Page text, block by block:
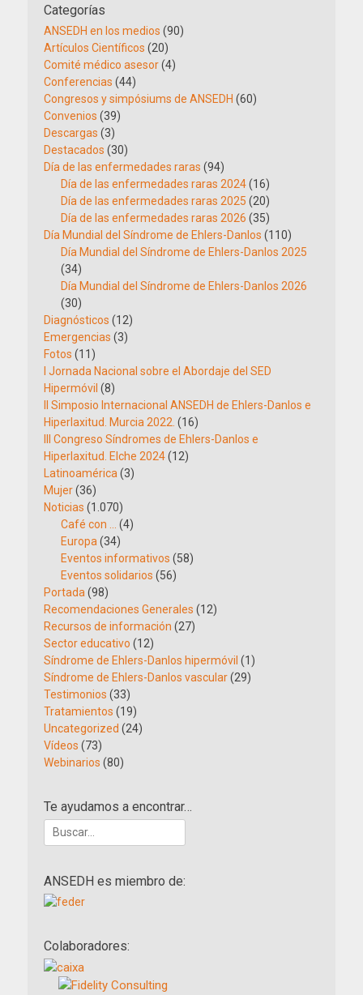
Categorías
ANSEDH en los medios (90)
Artículos Científicos (20)
Comité médico asesor(4)
Conferencias (44)
Congresos y simpósiums de ANSEDH (60)
Convenios (39)
Descargas (3)
Destacados (30)
Día de las enfermedades raras (94)
Día de las enfermedades raras 2024(16)
Día de las enfermedades raras 2025 (20)
Día de las enfermedades raras 2026 (35)
Día Mundial del Síndrome de Ehlers-Danlos (110)
Día Mundial del Síndrome de Ehlers-Danlos 2025
(34)
Día Mundial del Síndrome de Ehlers-Danlos 2026
(30)
Diagnósticos (12)
Emergencias (3)
Fotos (11)
I Jornada Nacional sobre el Abordaje del SED
Hipermóvil (8)
II Simposio Internacional ANSEDH de Ehlers-Danlos e
Hiperlaxitud. Murcia 2022. (16)
III Congreso Síndromes de Ehlers-Danlos e
Hiperlaxitud. Elche 2024(12)
Latinoamérica (3)
Mujer(36)
Noticias (1.070)
Café con …
(4)
Europa (34)
Eventos informativos (58)
Eventos solidarios (56)
Portada (98)
Recomendaciones Generales (12)
Recursos de información (27)
Sector educativo (12)
Síndrome de Ehlers-Danlos hipermóvil (1)
Síndrome de Ehlers-Danlos vascular(29)
Testimonios (33)
Tratamientos (19)
Uncategorized (24)
Vídeos (73)
Webinarios (80)
Te ayudamos a encontrar…
Buscar:
ANSEDH es miembro de:
Colaboradores: